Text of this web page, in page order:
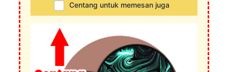
Centang untuk memesan juga